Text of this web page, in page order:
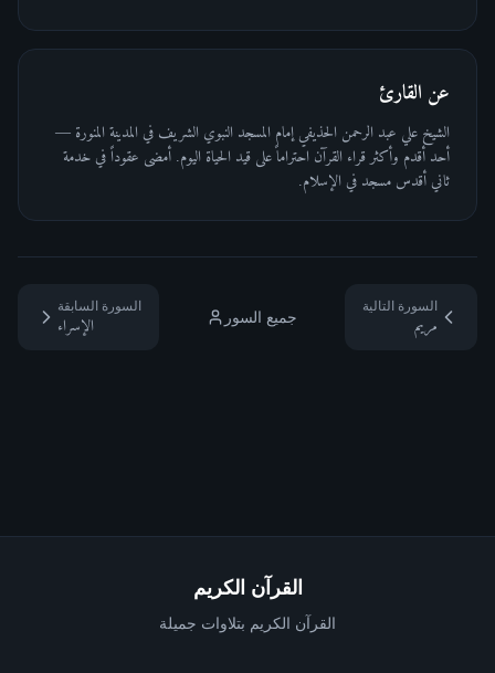
عن القارئ
الشيخ علي عبد الرحمن الحذيفي إمام المسجد النبوي الشريف في المدينة المنورة —
أحد أقدم وأكثر قراء القرآن احتراماً على قيد الحياة اليوم. أمضى عقوداً في خدمة
ثاني أقدس مسجد في الإسلام.
السورة السابقة
الإسراء
جميع السور
السورة التالية
مريم
القرآن الكريم
القرآن الكريم بتلاوات جميلة